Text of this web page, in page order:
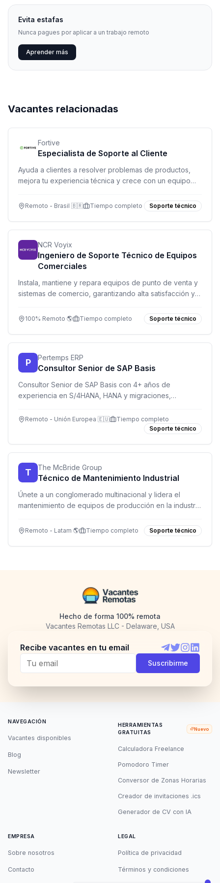
Evita estafas
Nunca pagues por aplicar a un trabajo remoto
Aprender más
Vacantes relacionadas
Fortive
Especialista de Soporte al Cliente
Ayuda a clientes a resolver problemas de productos,
mejora tu experiencia técnica y crece con un equipo
Remoto - Brasil 🇧🇷 Tiempo completo Soporte técnico
NCR Voyix
Ingeniero de Soporte Técnico de Equipos
Comerciales
Instala, mantiene y repara equipos de punto de venta y
sistemas de comercio, garantizando alta satisfacción y
100% Remoto 🌎 Tiempo completo Soporte técnico
P Pertemps ERP
Consultor Senior de SAP Basis
Consultor Senior de SAP Basis con 4+ años de
experiencia en S/4HANA, HANA y migraciones,
escala desde remoto/híbrido en Europa.
Remoto - Unión Europea 🇪🇺
Tiempo completo
Soporte técnico
T The McBride Group
Técnico de Mantenimiento Industrial
Únete a un conglomerado multinacional y lidera el
mantenimiento de equipos de producción en la industria
Remoto - Latam 🌎 Tiempo completo Soporte técnico
Hecho de forma 100% remota
Vacantes Remotas LLC - Delaware, USA
Recibe vacantes en tu email
Telegram
TwitterInstagram
Suscribirme
NAVEGACIÓN
Vacantes disponibles
Blog
Newsletter
HERRAMIENTAS
GRATUITAS
Nuevo
Calculadora Freelance
Pomodoro Timer
Conversor de Zonas Horarias
Creador de invitaciones .ics
Generador de CV con IA
EMPRESA
Sobre nosotros
Contacto
LEGAL
Política de privacidad
Términos y condiciones